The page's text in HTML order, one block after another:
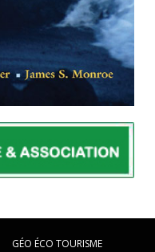
GÉO ÉCO TOURISME